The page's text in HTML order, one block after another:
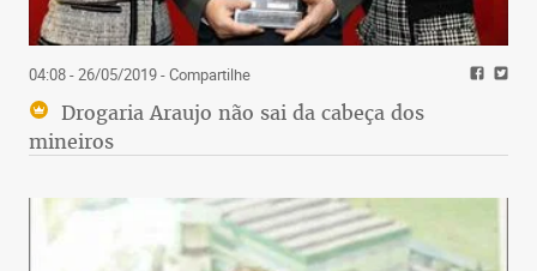
04:08 - 26/05/2019- Compartilhe
Drogaria Araujo não sai da cabeça dos
mineiros